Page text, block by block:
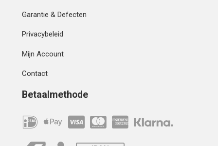
Garantie & Defecten
Privacybeleid
Mijn Account
Contact
Betaalmethode